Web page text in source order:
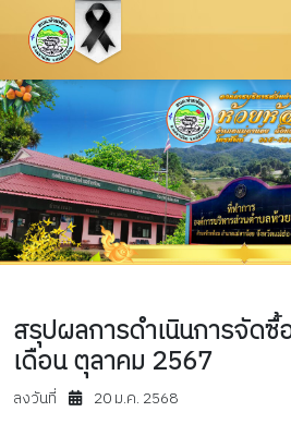
สรุปผลการดำเนินการจัดซื้
เดือน ตุลาคม 2567
ลงวันที่ 20 ม.ค. 2568